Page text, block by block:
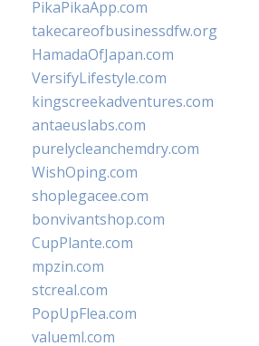
PikaPikaApp.com
takecareofbusinessdfw.org
HamadaOfJapan.com
VersifyLifestyle.com
kingscreekadventures.com
antaeuslabs.com
purelycleanchemdry.com
WishOping.com
shoplegacee.com
bonvivantshop.com
CupPlante.com
mpzin.com
stcreal.com
PopUpFlea.com
valueml.com